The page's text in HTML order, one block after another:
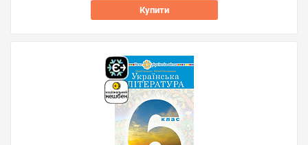
Купити